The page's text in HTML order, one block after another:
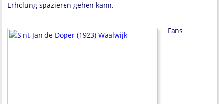
Erholung spazieren gehen kann.
Fans